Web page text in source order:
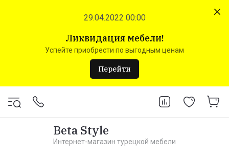
29.04.2022 00:00
Ликвидация мебели!
Успейте приобрести по выгодным ценам
Перейти
Beta Style
Интернет-магазин турецкой мебели